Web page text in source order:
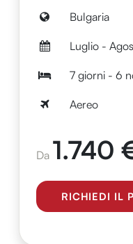
Bulgaria
Luglio -
7 giorni - 6
Aereo
Da 1.740
RICHIEDI IL